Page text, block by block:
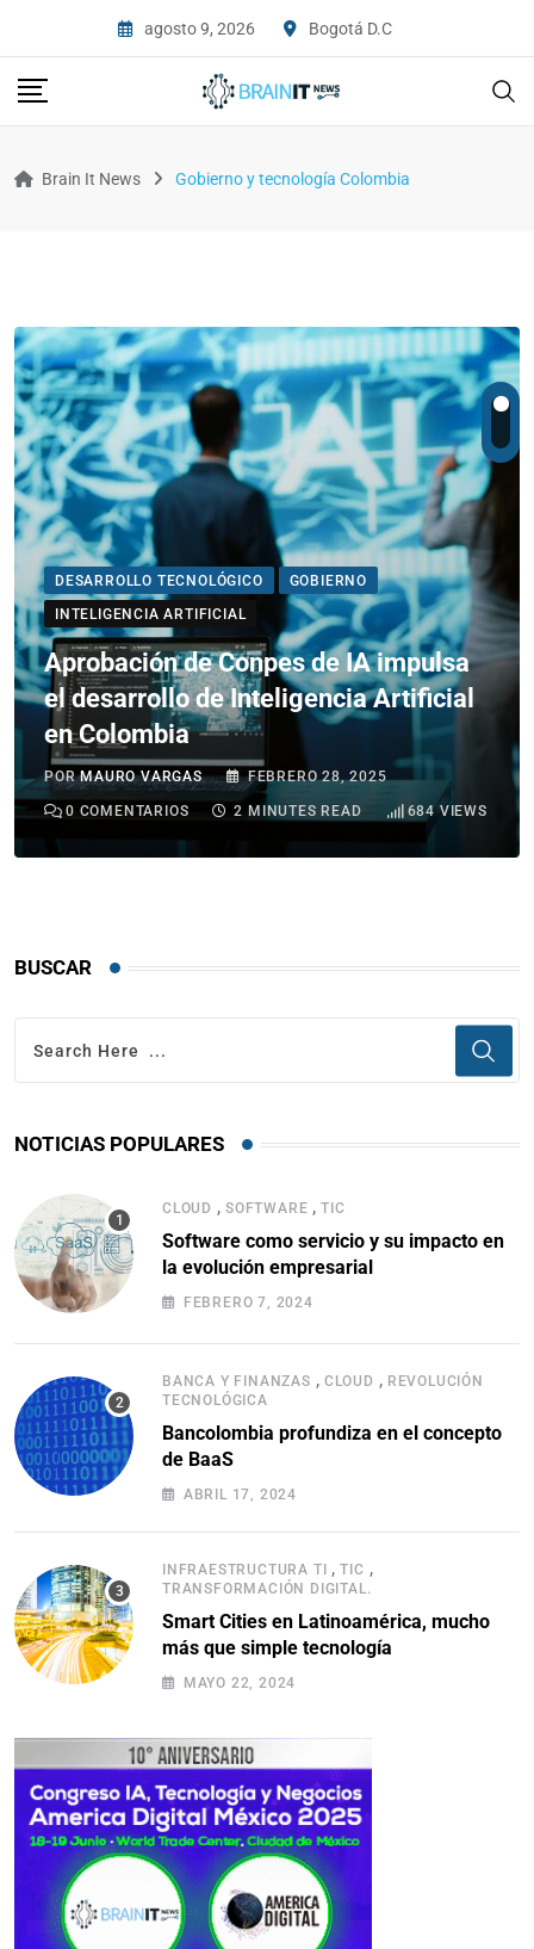
agosto 9, 2026 Bogotá D.C
Brain It News Gobierno y tecnología Colombia
DESARROLLO TECNOLÓGICO
GOBIERNO
INTELIGENCIA ARTIFICIAL
Aprobación de Conpes de IA impulsa
el desarrollo de Inteligencia Artificial
en Colombia
PORMAURO VARGAS FEBRERO 28, 2025
0 COMENTARIOS 2 MINUTES READ 684 VIEWS
BUSCAR
NOTICIAS POPULARES
CLOUD , SOFTWARE ,TIC
Software como servicio y su impacto en
la evolución empresarial
FEBRERO 7, 2024
BANCA Y FINANZAS , CLOUD , REVOLUCIÓN
TECNOLÓGICA
Bancolombia profundiza en el concepto
de BaaS
ABRIL 17, 2024
INFRAESTRUCTURA TI ,TIC ,
TRANSFORMACIÓN DIGITAL.
Smart Cities en Latinoamérica, mucho
más que simple tecnología
MAYO 22, 2024